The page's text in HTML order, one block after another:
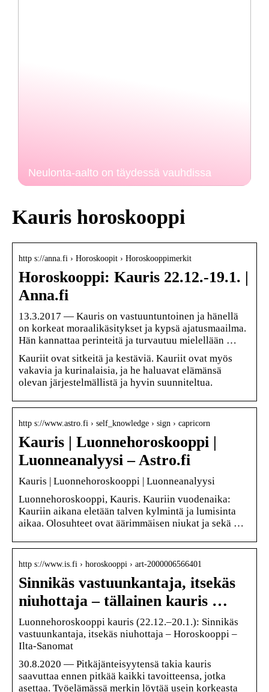
Neulonta-aalto on täydessä vauhdissa
Kauris horoskooppi
http s://anna.fi › Horoskoopit › Horoskooppimerkit
Horoskooppi: Kauris 22.12.-19.1. |
Anna.fi
13.3.2017 — Kauris on vastuuntuntoinen ja hänellä
on korkeat moraalikäsitykset ja kypsä ajatusmaailma.
Hän kannattaa perinteitä ja turvautuu mielellään …
Kauriit ovat sitkeitä ja kestäviä. Kauriit ovat myös
vakavia ja kurinalaisia, ja he haluavat elämänsä
olevan järjestelmällistä ja hyvin suunniteltua.
http s://www.astro.fi › self_knowledge › sign › capricorn
Kauris | Luonnehoroskooppi |
Luonneanalyysi – Astro.fi
Kauris | Luonnehoroskooppi | Luonneanalyysi
Luonnehoroskooppi, Kauris. Kauriin vuodenaika:
Kauriin aikana eletään talven kylmintä ja lumisinta
aikaa. Olosuhteet ovat äärimmäisen niukat ja sekä …
http s://www.is.fi › horoskooppi › art-2000006566401
Sinnikäs vastuunkantaja, itsekäs
niuhottaja – tällainen kauris …
Luonnehoroskooppi kauris (22.12.–20.1.): Sinnikäs
vastuunkantaja, itsekäs niuhottaja – Horoskooppi –
Ilta-Sanomat
30.8.2020 — Pitkäjänteisyytensä takia kauris
saavuttaa ennen pitkää kaikki tavoitteensa, jotka
asettaa. Työelämässä merkin löytää usein korkeasta